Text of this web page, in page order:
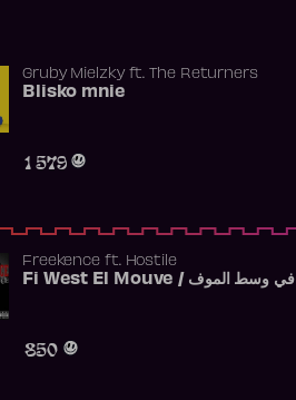
Gruby Mielzkyft. The Returners
Blisko mnie
1 579
Freekence ft. Hostile
Fi West El Mouve / في وسط الموف
850